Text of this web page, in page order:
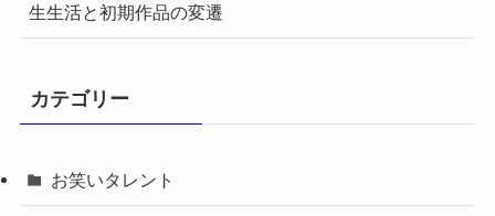
生生活と初期作品の変遷
カテゴリー
お笑いタレント